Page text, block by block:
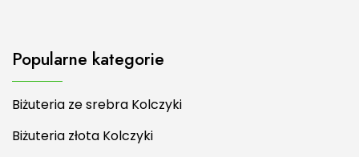
Popularne kategorie
Biżuteria ze srebra Kolczyki
Biżuteria złota Kolczyki